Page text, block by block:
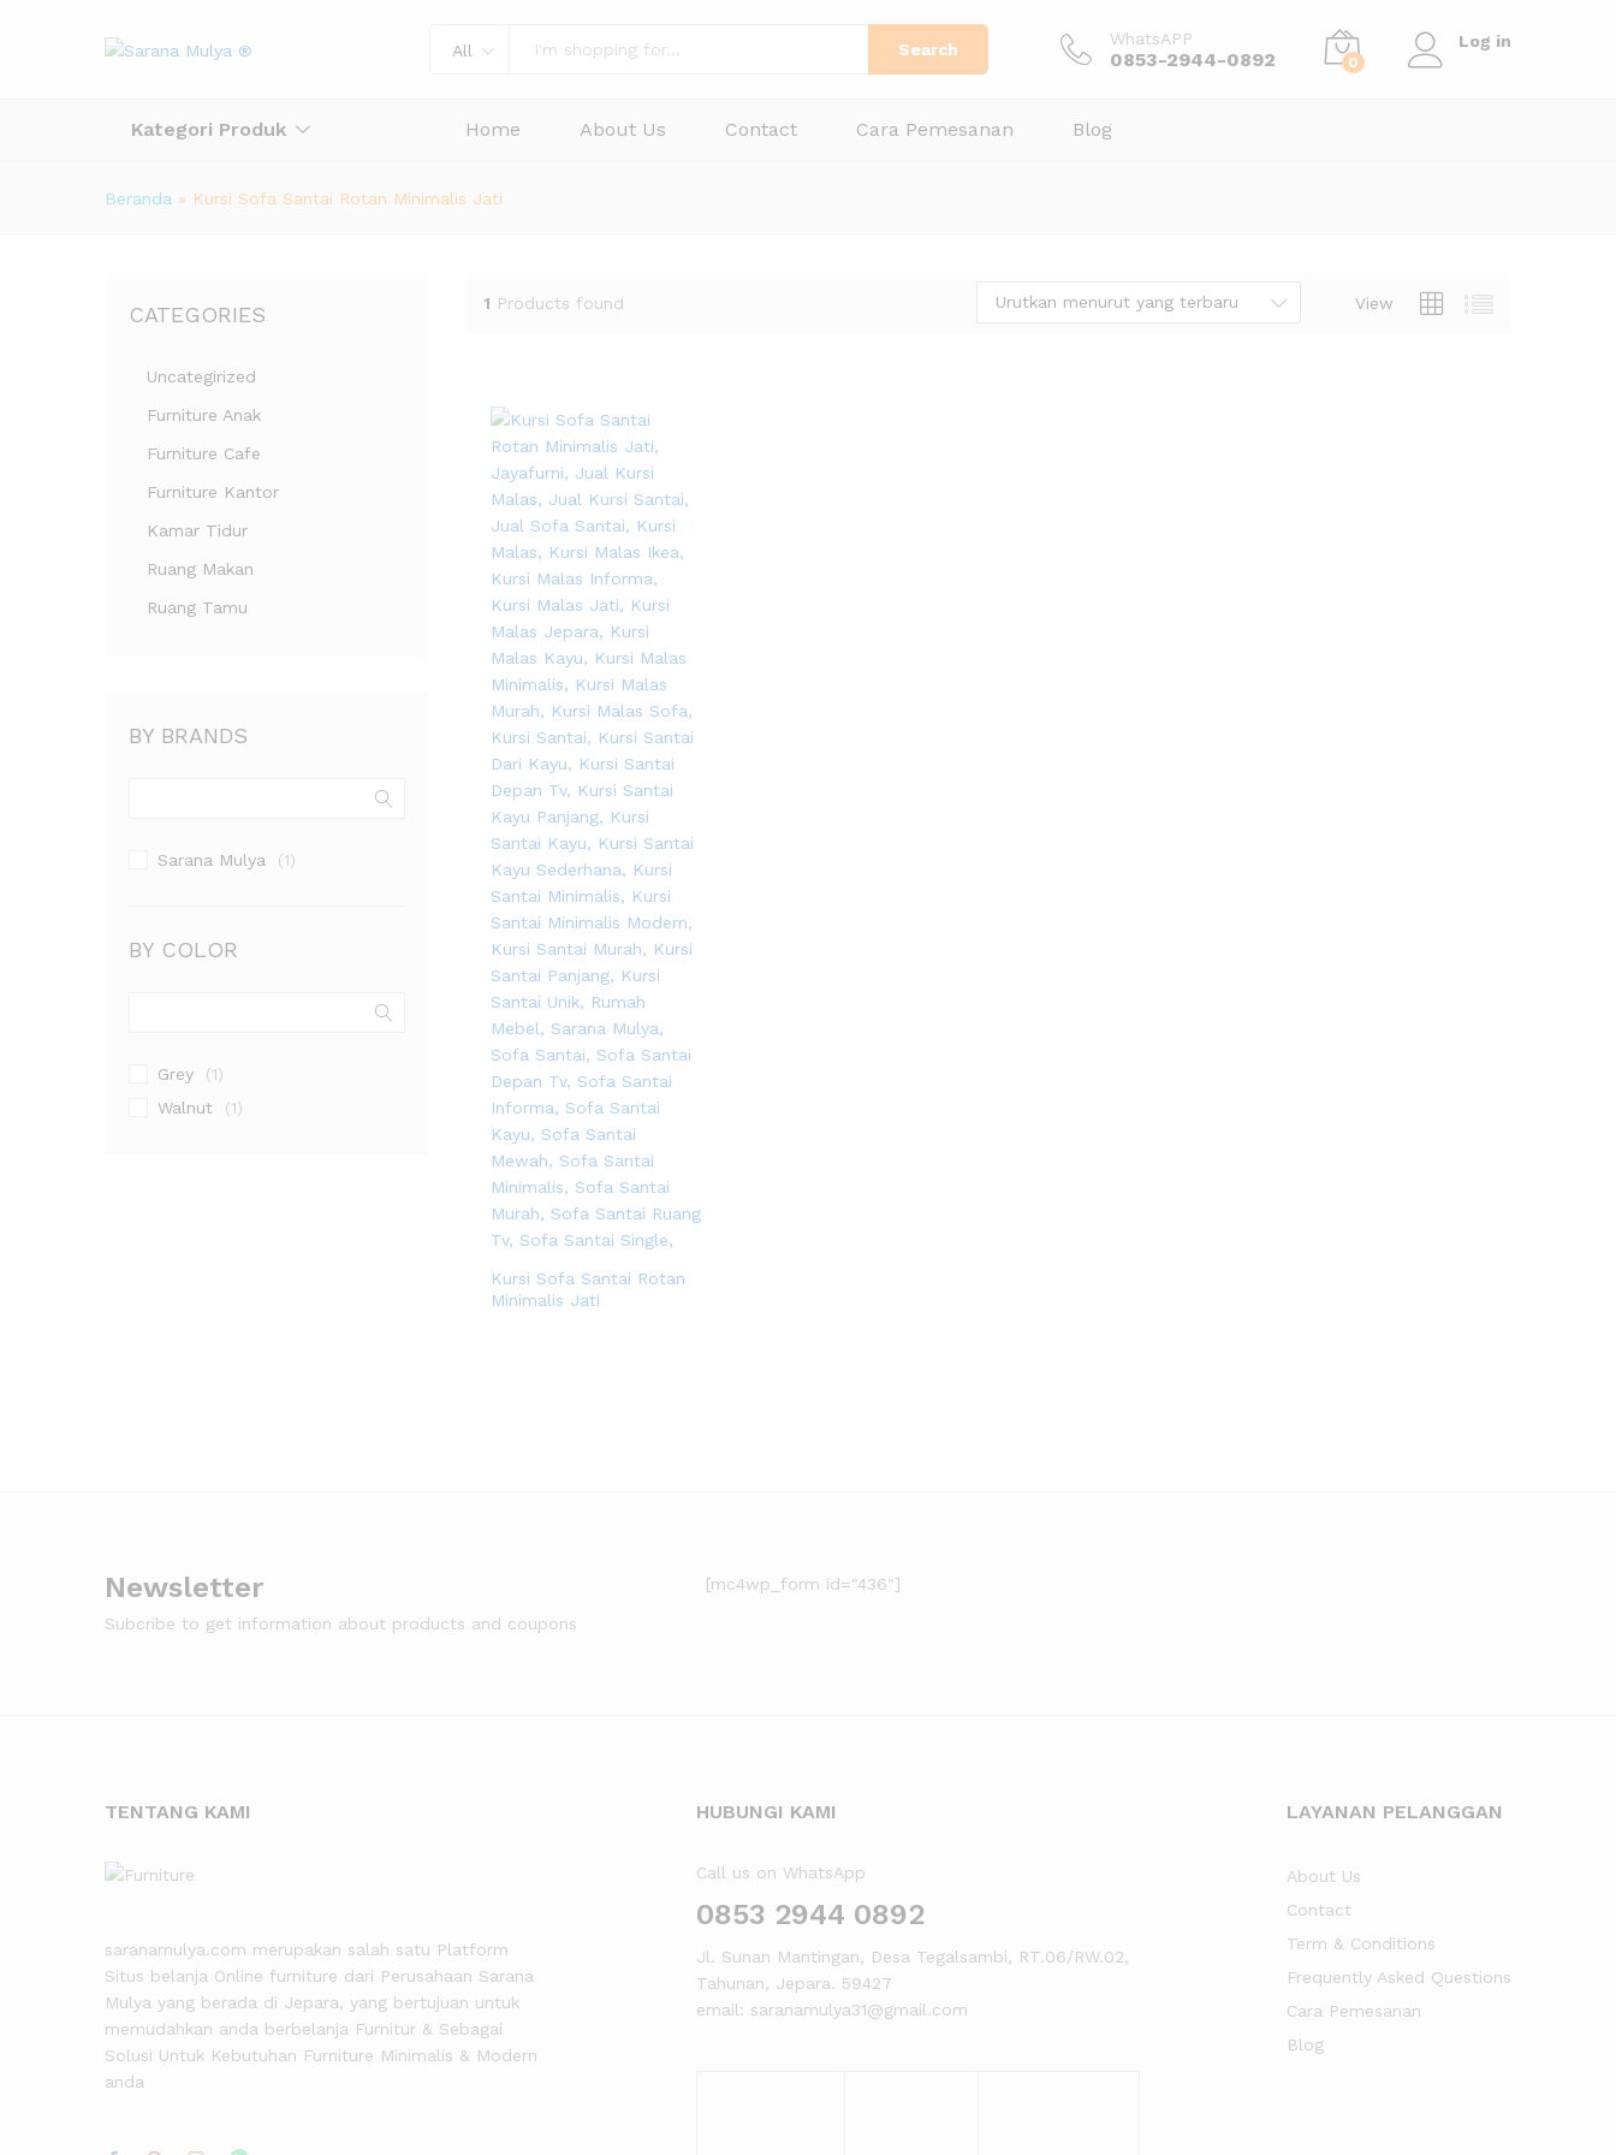
All Search
WhatsAPP
0853-2944-0892 0
Log in
Kategori Produk Home About Us Contact Cara Pemesanan Blog
Beranda » Kursi Sofa Santai Rotan Minimalis Jati
1 Products found View
Urutkan menurut yang terbaru
Kursi Sofa Santai Rotan
Minimalis Jati
CATEGORIES
Uncategirized
Furniture Anak
Furniture Cafe
Furniture Kantor
Kamar Tidur
Ruang Makan
Ruang Tamu
BY BRANDS
Sarana Mulya (1)
BY COLOR
Grey (1)
Walnut (1)
Newsletter
Subcribe to get information about products and coupons
[mc4wp_form id="436"]
TENTANG KAMI
saranamulya.com merupakan salah satu Platform
Situs belanja Online furniture dari Perusahaan Sarana
Mulya yang berada di Jepara, yang bertujuan untuk
memudahkan anda berbelanja Furnitur & Sebagai
Solusi Untuk Kebutuhan Furniture Minimalis & Modern
anda
HUBUNGI KAMI
Call us on WhatsApp
0853 2944 0892
Jl. Sunan Mantingan, Desa Tegalsambi, RT.06/RW.02,
Tahunan, Jepara. 59427
email: saranamulya31@gmail.com
LAYANAN PELANGGAN
About Us
Contact
Term & Conditions
Frequently Asked Questions
Cara Pemesanan
Blog